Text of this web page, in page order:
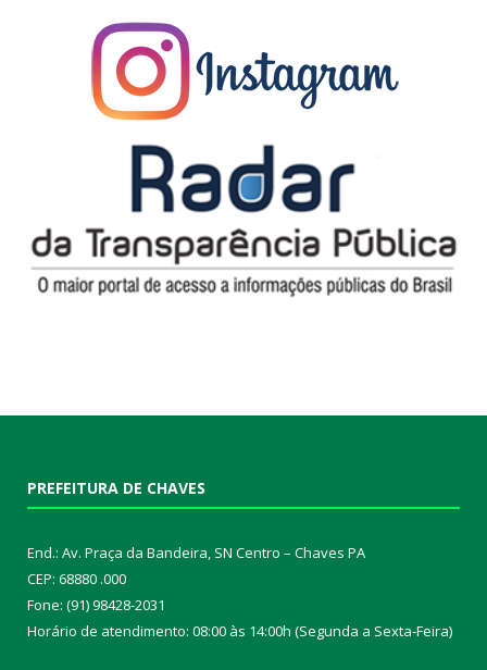
PREFEITURA DE CHAVES
End.: Av. Praça da Bandeira, SN Centro – Chaves PA
CEP: 68880 .000
Fone: (91) 98428-2031
Horário de atendimento: 08:00 às 14:00h (Segunda a Sexta-Feira)